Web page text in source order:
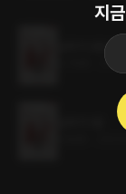
지
십자가 2권 (완결)